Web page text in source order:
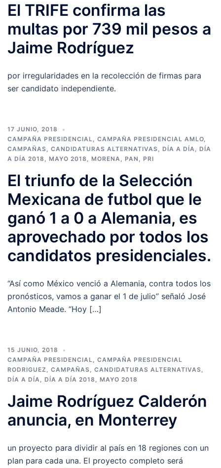
El TRIFE confirma las
multas por 739 mil pesos a
Jaime Rodríguez
por irregularidades en la recolección de firmas para
ser candidato independiente.
17 JUNIO, 2018
CAMPAÑA PRESIDENCIAL, CAMPAÑA PRESIDENCIAL AMLO,
CAMPAÑAS, CANDIDATURAS ALTERNATIVAS, DÍA A DÍA, DÍA
A DÍA 2018 , MAYO 2018 , MORENA, PAN , PRI
El triunfo de la Selección
Mexicana de futbol que le
ganó 1 a 0 a Alemania, es
aprovechado por todos los
candidatos presidenciales.
“Así como México venció a Alemania, contra todos los
pronósticos, vamos a ganar el 1 de julio” señaló José
Antonio Meade. “Hoy […]
15 JUNIO, 2018
CAMPAÑA PRESIDENCIAL, CAMPAÑA PRESIDENCIAL
RODRIGUEZ , CAMPAÑAS, CANDIDATURAS ALTERNATIVAS,
DÍA A DÍA, DÍA A DÍA 2018 , MAYO 2018
Jaime Rodríguez Calderón
anuncia, en Monterrey
un proyecto para dividir al país en 18 regiones con un
plan para cada una. El proyecto completo será